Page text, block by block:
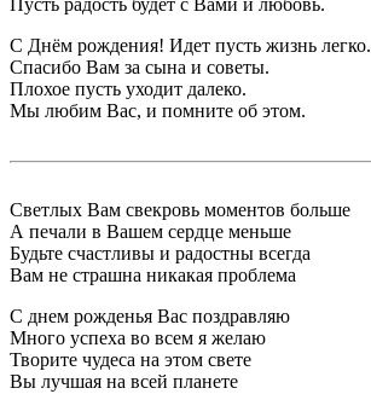
Пусть радость будет с Вами и любовь.
С Днём рождения! Идет пусть жизнь легко.
Спасибо Вам за сына и советы.
Плохое пусть уходит далеко.
Мы любим Вас, и помните об этом.
Светлых Вам свекровь моментов больше
А печали в Вашем сердце меньше
Будьте счастливы и радостны всегда
Вам не страшна никакая проблема
С днем рожденья Вас поздравляю
Много успеха во всем я желаю
Творите чудеса на этом свете
Вы лучшая на всей планете